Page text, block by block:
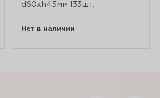
d60xh45мм 133шт.
Нет в наличии